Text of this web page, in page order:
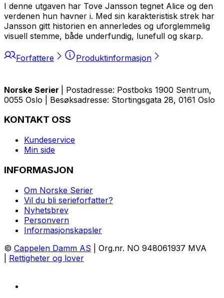
I denne utgaven har Tove Jansson tegnet Alice og den
verdenen hun havner i. Med sin karakteristisk strek har
Jansson gitt historien en annerledes og uforglemmelig
visuell stemme, både underfundig, lunefull og skarp.
Forfattere Produktinformasjon
Norske Serier
| Postadresse: Postboks 1900 Sentrum,
0055 Oslo | Besøksadresse: Stortingsgata 28, 0161 Oslo
KONTAKT OSS
Kundeservice
Min side
INFORMASJON
Om Norske Serier
Vil du bli serieforfatter?
Nyhetsbrev
Personvern
Informasjonskapsler
© Cappelen Damm AS | Org.nr. NO 948061937 MVA
Rettigheter og lover